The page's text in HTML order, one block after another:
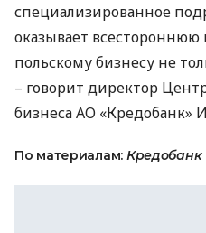
специализированное
оказывает
польскому бизнесу не
– говорит директор
бизнеса АО «Кредобанк»
По материалам: Кредобанк